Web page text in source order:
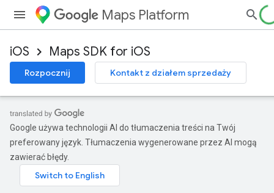
Maps Platform
iOS Maps SDK for iOS
Rozpocznij Kontakt z działem sprzedaży
Google używa technologii AI do tłumaczenia treści na Twój
preferowany język. Tłumaczenia wygenerowane przez AI mogą
zawierać błędy.